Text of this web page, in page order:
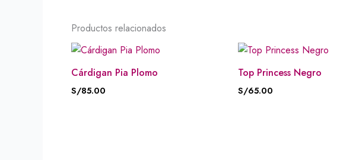
Productos relacionados
Cárdigan Pia Plomo
S/85.00
Top Princess Negro
S/65.00